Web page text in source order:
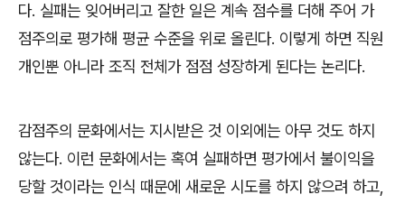
다. 실패는 잊어버리고 잘한 일은 계속 점수를 더해 주어 가
점주의로 평가해 평균 수준을 위로 올린다. 이렇게 하면 직원
개인뿐 아니라 조직 전체가 점점 성장하게 된다는 논리다.
감점주의 문화에서는 지시받은 것 이외에는 아무 것도 하지
않는다. 이런 문화에서는 혹여 실패하면 평가에서 불이익을
당할 것이라는 인식 때문에 새로운 시도를 하지 않으려 하고